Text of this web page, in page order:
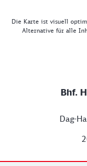
Die Karte ist visuell
Alternative für alle
Bhf.
Dag-